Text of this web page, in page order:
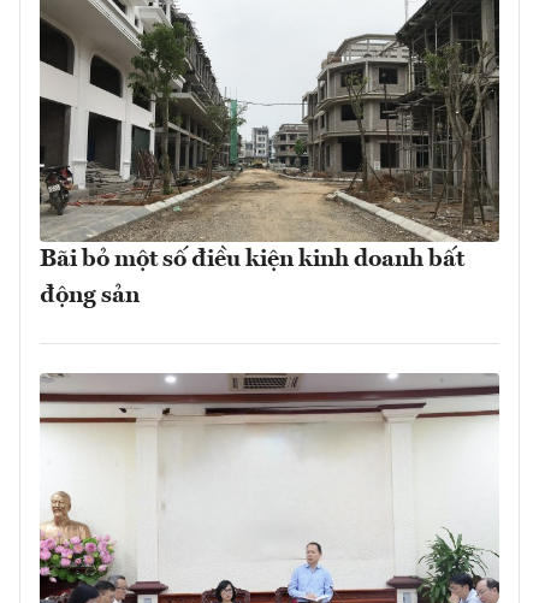
Bãi bỏ một số điều kiện kinh doanh bất
động sản